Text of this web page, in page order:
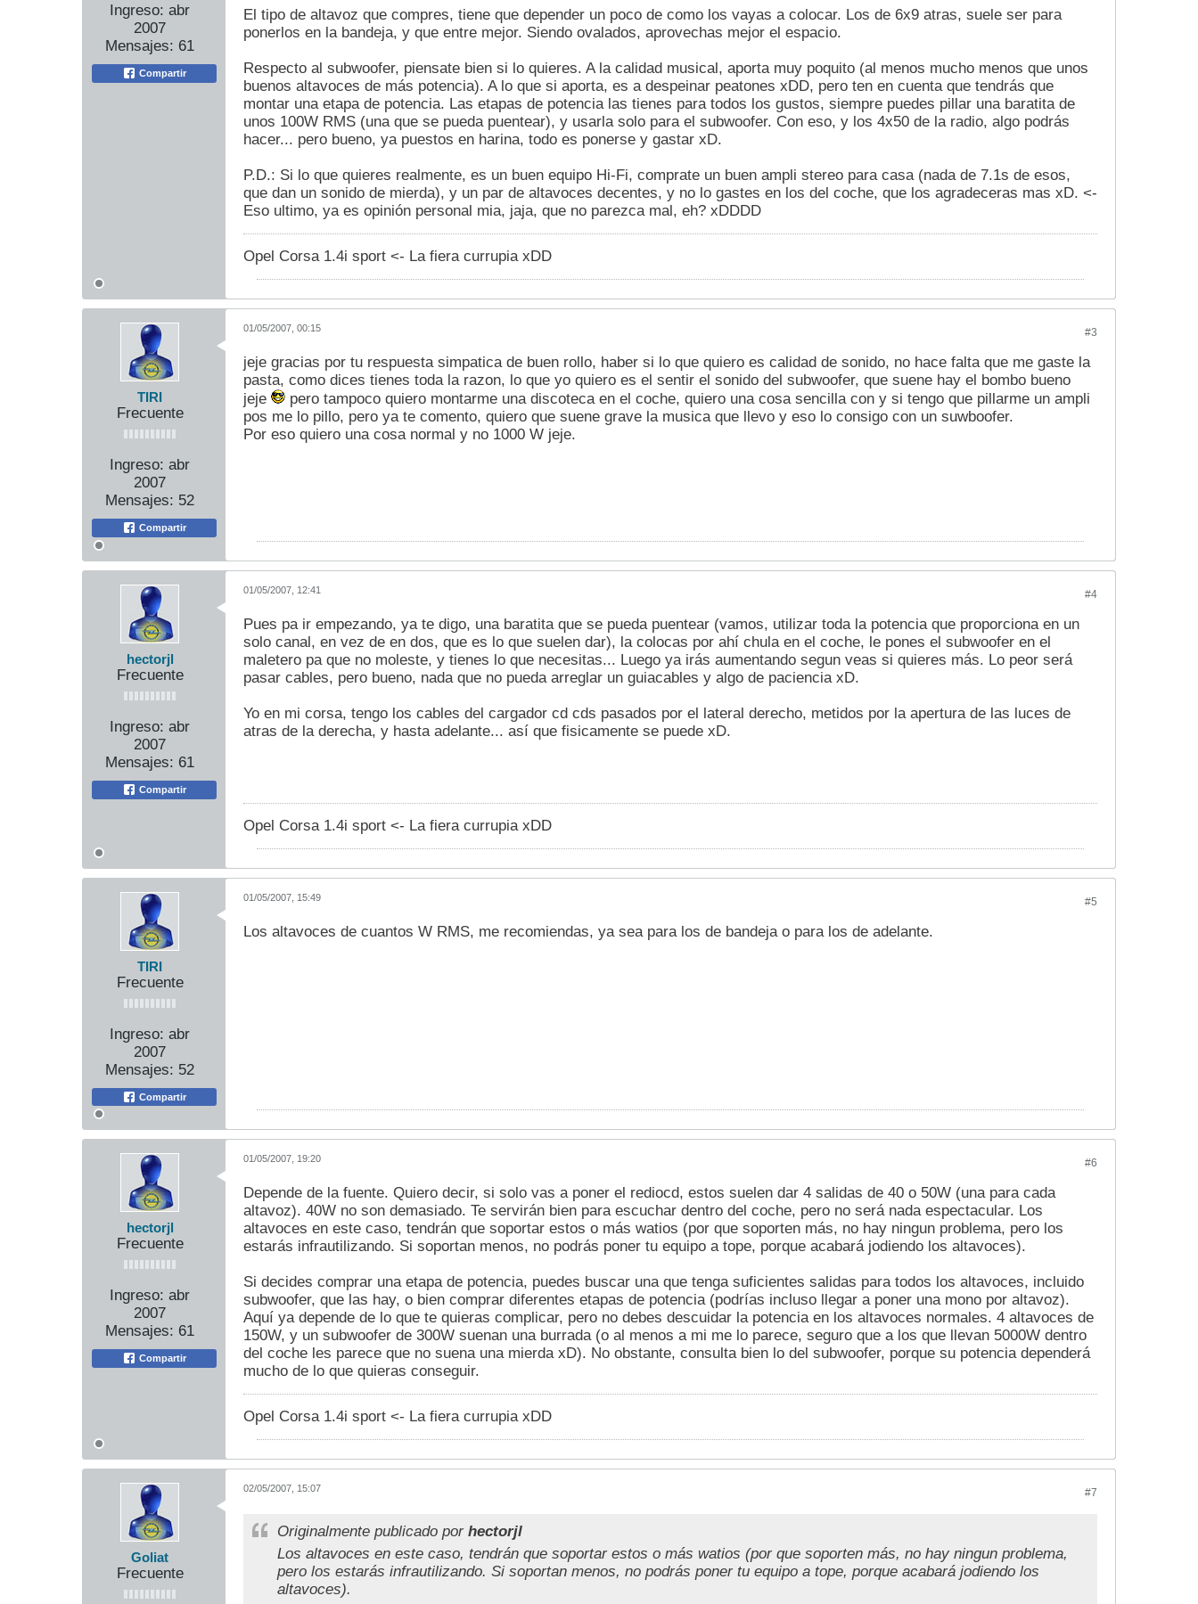
Ingreso: abr
2007
Mensajes: 61
Compartir
El tipo de altavoz que compres, tiene que depender un poco de como los vayas a colocar. Los de 6x9 atras, suele ser para
ponerlos en la bandeja, y que entre mejor. Siendo ovalados, aprovechas mejor el espacio.
Respecto al subwoofer, piensate bien si lo quieres. A la calidad musical, aporta muy poquito (al menos mucho menos que unos
buenos altavoces de más potencia). A lo que si aporta, es a despeinar peatones xDD, pero ten en cuenta que tendrás que
montar una etapa de potencia. Las etapas de potencia las tienes para todos los gustos, siempre puedes pillar una baratita de
unos 100W RMS (una que se pueda puentear), y usarla solo para el subwoofer. Con eso, y los 4x50 de la radio, algo podrás
hacer... pero bueno, ya puestos en harina, todo es ponerse y gastar xD.
P.D.: Si lo que quieres realmente, es un buen equipo Hi-Fi, comprate un buen ampli stereo para casa (nada de 7.1s de esos,
que dan un sonido de mierda), y un par de altavoces decentes, y no lo gastes en los del coche, que los agradeceras mas xD. <-
Eso ultimo, ya es opinión personal mia, jaja, que no parezca mal, eh? xDDDD
Opel Corsa 1.4i sport <- La fiera currupia xDD
TIRI
Frecuente
Ingreso: abr
2007
Mensajes: 52
Compartir
#3
01/05/2007, 00:15
jeje gracias por tu respuesta simpatica de buen rollo, haber si lo que quiero es calidad de sonido, no hace falta que me gaste la
pasta, como dices tienes toda la razon, lo que yo quiero es el sentir el sonido del subwoofer, que suene hay el bombo bueno
jeje
pero tampoco quiero montarme una discoteca en el coche, quiero una cosa sencilla con y si tengo que pillarme un ampli
pos me lo pillo, pero ya te comento, quiero que suene grave la musica que llevo y eso lo consigo con un suwboofer.
Por eso quiero una cosa normal y no 1000 W jeje.
hectorjl
Frecuente
Ingreso: abr
2007
Mensajes: 61
Compartir
#4
01/05/2007, 12:41
Pues pa ir empezando, ya te digo, una baratita que se pueda puentear (vamos, utilizar toda la potencia que proporciona en un
solo canal, en vez de en dos, que es lo que suelen dar), la colocas por ahí chula en el coche, le pones el subwoofer en el
maletero pa que no moleste, y tienes lo que necesitas... Luego ya irás aumentando segun veas si quieres más. Lo peor será
pasar cables, pero bueno, nada que no pueda arreglar un guiacables y algo de paciencia xD.
Yo en mi corsa, tengo los cables del cargador cd cds pasados por el lateral derecho, metidos por la apertura de las luces de
atras de la derecha, y hasta adelante... así que fisicamente se puede xD.
Opel Corsa 1.4i sport <- La fiera currupia xDD
TIRI
Frecuente
Ingreso: abr
2007
Mensajes: 52
Compartir
#5
01/05/2007, 15:49
Los altavoces de cuantos W RMS, me recomiendas, ya sea para los de bandeja o para los de adelante.
hectorjl
Frecuente
Ingreso: abr
2007
Mensajes: 61
Compartir
#6
01/05/2007, 19:20
Depende de la fuente. Quiero decir, si solo vas a poner el rediocd, estos suelen dar 4 salidas de 40 o 50W (una para cada
altavoz). 40W no son demasiado. Te servirán bien para escuchar dentro del coche, pero no será nada espectacular. Los
altavoces en este caso, tendrán que soportar estos o más watios (por que soporten más, no hay ningun problema, pero los
estarás infrautilizando. Si soportan menos, no podrás poner tu equipo a tope, porque acabará jodiendo los altavoces).
Si decides comprar una etapa de potencia, puedes buscar una que tenga suficientes salidas para todos los altavoces, incluido
subwoofer, que las hay, o bien comprar diferentes etapas de potencia (podrías incluso llegar a poner una mono por altavoz).
Aquí ya depende de lo que te quieras complicar, pero no debes descuidar la potencia en los altavoces normales. 4 altavoces de
150W, y un subwoofer de 300W suenan una burrada (o al menos a mi me lo parece, seguro que a los que llevan 5000W dentro
del coche les parece que no suena una mierda xD). No obstante, consulta bien lo del subwoofer, porque su potencia dependerá
mucho de lo que quieras conseguir.
Opel Corsa 1.4i sport <- La fiera currupia xDD
Goliat
Frecuente
#7
02/05/2007, 15:07
Originalmente publicado por hectorjl
Los altavoces en este caso, tendrán que soportar estos o más watios (por que soporten más, no hay ningun problema,
pero los estarás infrautilizando. Si soportan menos, no podrás poner tu equipo a tope, porque acabará jodiendo los
altavoces).